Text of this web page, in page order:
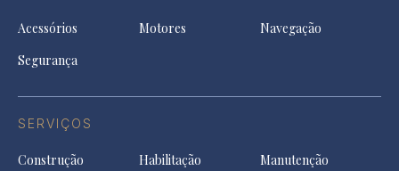
Acessórios Motores
Navegação
Segurança
SERVIÇOS
Construção Habilitação
Manutenção